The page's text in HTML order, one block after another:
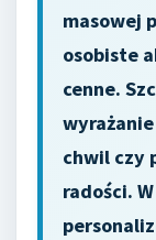
masowej
osobiste
cenne.
chwil czy
radości.